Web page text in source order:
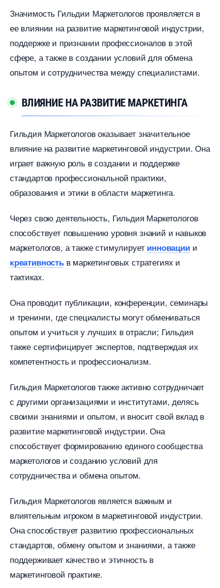
Значимость Гильдии Маркетологов проявляется
ее влиянии на развитие маркетинговой индустрии,
поддержке и признании профессионалов в этой
сфере, а также в создании условий для обмена
опытом и сотрудничества между специалистами.​
ЛИЯНИЕ НА РАЗВИТИЕ МАРКЕТИНГА
Гильдия Маркетологов оказывает значительное
лияние на развитие маркетинговой индустрии.​ Она
играет важную роль в создании и поддержке
стандартов профессиональной практики,
образования и этики в области маркетинга.​
Через свою деятельность, Гильдия Маркетолого
способствует повышению уровня знаний и навыко
маркетологов, а также стимулирует инновациии
креативностьмаркетинговых стратегиях и
тактиках.​
Она проводит публикации, конференции, семинары
и тренинги, где специалисты могут обмениваться
опытом и учиться у лучших в отрасли; Гильдия
также сертифицирует экспертов, подтверждая их
компетентность и профессионализм.​
Гильдия Маркетологов также активно сотрудничает
с другими организациями и институтами, делясь
своими знаниями и опытом, и вносит свой вклад
развитие маркетинговой индустрии.​ Она
способствует формированию единого сообщества
маркетологов и созданию условий для
сотрудничества и обмена опытом.​
Гильдия Маркетологов является важным и
лиятельным игроком в маркетинговой индустрии.​
Она способствует развитию профессиональных
стандартов, обмену опытом и знаниями, а также
поддерживает качество и этичность
маркетинговой практике.